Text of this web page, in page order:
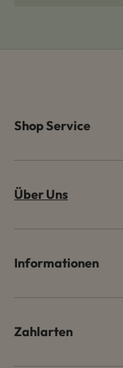
Shop Service
Über Uns
Informationen
Zahlarten